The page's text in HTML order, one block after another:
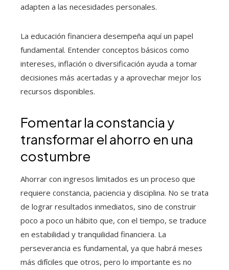
adapten a las necesidades personales.
La educación financiera desempeña aquí un papel
fundamental. Entender conceptos básicos como
intereses, inflación o diversificación ayuda a tomar
decisiones más acertadas y a aprovechar mejor los
recursos disponibles.
Fomentar la constancia y
transformar el ahorro en una
costumbre
Ahorrar con ingresos limitados es un proceso que
requiere constancia, paciencia y disciplina. No se trata
de lograr resultados inmediatos, sino de construir
poco a poco un hábito que, con el tiempo, se traduce
en estabilidad y tranquilidad financiera. La
perseverancia es fundamental, ya que habrá meses
más difíciles que otros, pero lo importante es no